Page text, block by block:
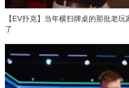
【EV扑克】当年横扫牌桌的那批老
了